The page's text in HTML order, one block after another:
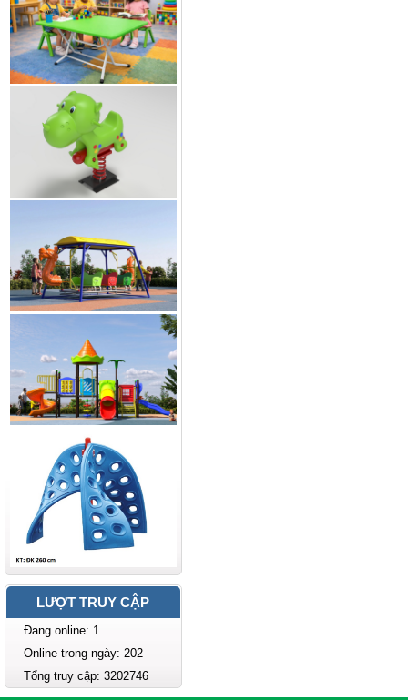
LƯỢT TRUY CẬP
Đang online: 1
Online trong ngày: 202
Tổng truy cập: 3202746